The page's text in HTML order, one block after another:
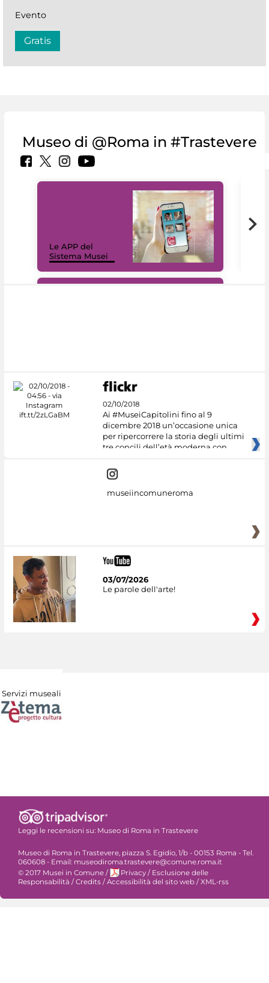
Evento
Gratis
Museo di @Roma in #Trastevere
Le APP del
Sistema Musei
02/10/2018
Ai #MuseiCapitolini fino al 9
dicembre 2018 un’occasione unica
per ripercorrere la storia degli ultimi
tre concili dell’età moderna con
museiincomuneroma
03/07/2026
Le parole dell'arte!
Servizi museali
Leggi le recensioni su: Museo di Roma in Trastevere
Museo di Roma in Trastevere, piazza S. Egidio, 1/b - 00153 Roma - Tel.
060608 - Email: museodiroma.trastevere@comune.roma.it
© 2017 Musei in Comune / Privacy / Esclusione delle
Responsabilità /Credits /Accessibilità del sito web /XML-rss